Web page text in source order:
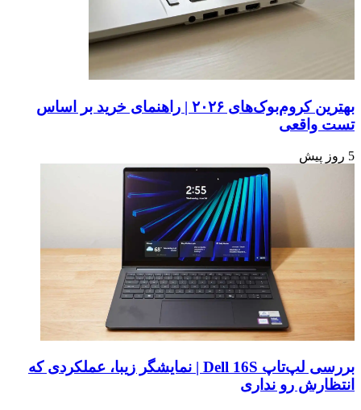
بهترین کروم‌بوک‌های ۲۰۲۶ | راهنمای خرید بر اساس
تست واقعی
5 روز پیش
بررسی لپ‌تاپ Dell 16S | نمایشگر زیبا، عملکردی که
انتظارش رو نداری